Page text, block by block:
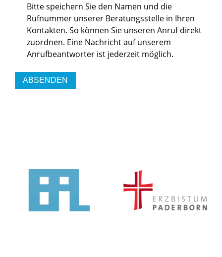
Bitte speichern Sie den Namen und die
Rufnummer unserer Beratungsstelle in Ihren
Kontakten. So können Sie unseren Anruf direkt
zuordnen. Eine Nachricht auf unserem
Anrufbeantworter ist jederzeit möglich.
ABSENDEN